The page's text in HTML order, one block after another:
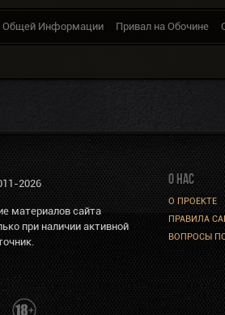
Общей Информации Привал на Обочине
2026
материалов сайта
при наличии активной
О НАС
О ПРОЕКТЕ
ПРАВИЛА
ВОПРОСЫ